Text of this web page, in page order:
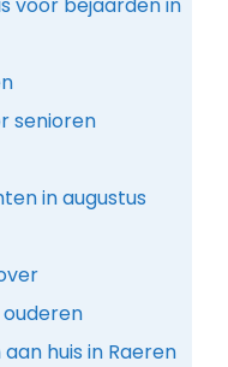
senioren
in augustus
huis in Raeren